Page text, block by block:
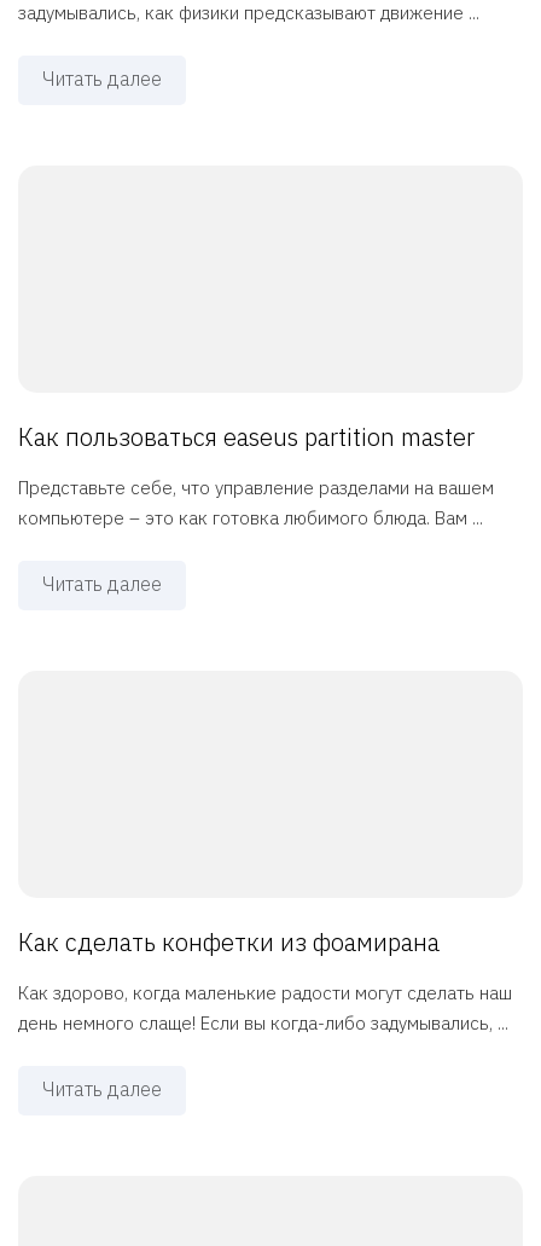
задумывались, как физики предсказывают движение ...
Читать далее
Как пользоваться easeus partition master
Представьте себе, что управление разделами на вашем
компьютере – это как готовка любимого блюда. Вам ...
Читать далее
Как сделать конфетки из фоамирана
Как здорово, когда маленькие радости могут сделать наш
день немного слаще! Если вы когда-либо задумывались, ...
Читать далее